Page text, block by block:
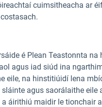
cuimsitheacha ar
é Plean Teastonnta
agus iad siúd ina
eile, na hinstitiúidí lena
agus saorálaithe eile
áirithiú maidir le tionchair